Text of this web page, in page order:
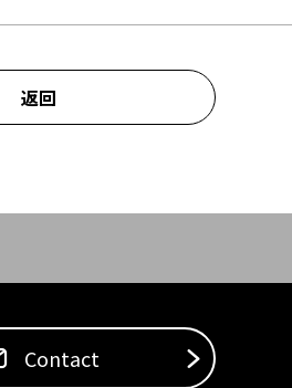
返回
Contact